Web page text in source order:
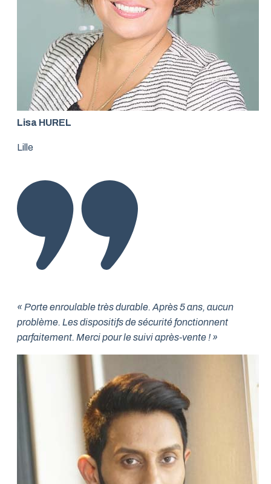
Lisa HUREL
Lille
« Porte enroulable très durable. Après 5 ans, aucun
problème. Les dispositifs de sécurité fonctionnent
parfaitement. Merci pour le suivi après-vente ! »